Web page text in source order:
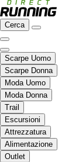
Cerca
Scarpe Uomo
Scarpe Donna
Moda Uomo
Moda Donna
Trail
Escursioni
Attrezzatura
Alimentazione
Outlet